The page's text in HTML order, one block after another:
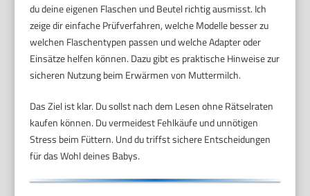
du deine eigenen Flaschen und Beutel richtig ausmisst. Ich
zeige dir einfache Prüfverfahren, welche Modelle besser zu
welchen Flaschentypen passen und welche Adapter oder
Einsätze helfen können. Dazu gibt es praktische Hinweise zur
sicheren Nutzung beim Erwärmen von Muttermilch.
Das Ziel ist klar. Du sollst nach dem Lesen ohne Rätselraten
kaufen können. Du vermeidest Fehlkäufe und unnötigen
Stress beim Füttern. Und du triffst sichere Entscheidungen
für das Wohl deines Babys.